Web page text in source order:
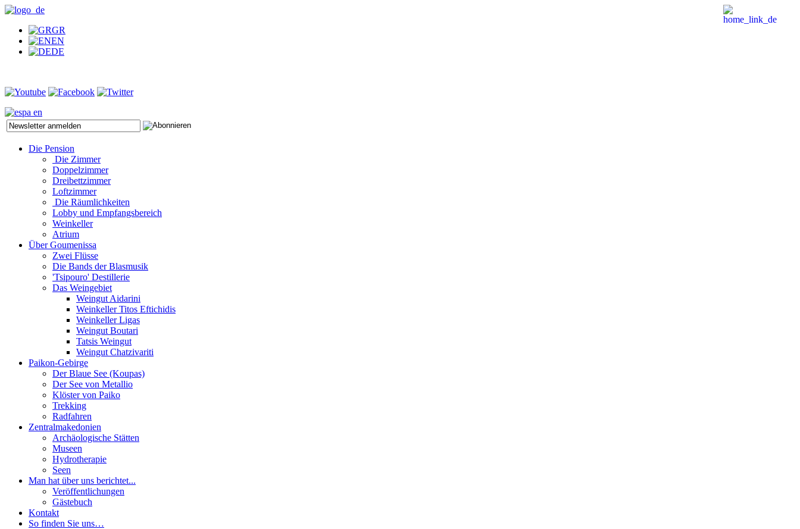
GR
EN
DE
Die Pension
Die Zimmer
Doppelzimmer
Dreibettzimmer
Loftzimmer
Die Räumlichkeiten
Lobby und Empfangsbereich
Weinkeller
Atrium
Über Goumenissa
Zwei Flüsse
Die Bands der Blasmusik
'Tsipouro' Destillerie
Das Weingebiet
Weingut Aidarini
Weinkeller Titos Eftichidis
Weinkeller Ligas
Weingut Boutari
Tatsis Weingut
Weingut Chatzivariti
Paikon-Gebirge
Der Blaue See (Koupas)
Der See von Metallio
Klöster von Paiko
Trekking
Radfahren
Zentralmakedonien
Archäologische Stätten
Museen
Hydrotherapie
Seen
Man hat über uns berichtet...
Veröffentlichungen
Gästebuch
Kontakt
So finden Sie uns…